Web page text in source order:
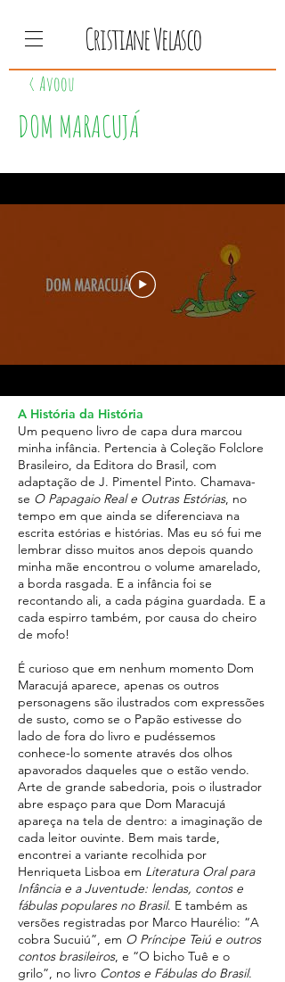
Cristiane Velasco
< Avoou
DOM MARACUJÁ
A História da História
Um pequeno livro de capa dura marcou
minha infância. Pertencia à Coleção Folclore
Brasileiro, da Editora do Brasil, com
adaptação de J. Pimentel Pinto. Chamava-
se O Papagaio Real e Outras Estórias, no
tempo em que ainda se diferenciava na
escrita estórias e histórias. Mas eu só fui me
lembrar disso muitos anos depois quando
minha mãe encontrou o volume amarelado,
a borda rasgada. E a infância foi se
recontando ali, a cada página guardada. E a
cada espirro também, por causa do cheiro
de mofo!
É curioso que em nenhum momento Dom
Maracujá aparece, apenas os outros
personagens são ilustrados com expressões
de susto, como se o Papão estivesse do
lado de fora do livro e pudéssemos
conhece-lo somente através dos olhos
apavorados daqueles que o estão vendo.
Arte de grande sabedoria, pois o ilustrador
abre espaço para que Dom Maracujá
apareça na tela de dentro: a imaginação de
cada leitor ouvinte. Bem mais tarde,
encontrei a variante recolhida por
Henriqueta Lisboa em Literatura Oral para
Infância e a Juventude: lendas, contos e
fábulas populares no Brasil. E também as
versões registradas por Marco Haurélio: “A
cobra Sucuiú”, em O Príncipe Teiú e outros
contos brasileiros, e “O bicho Tuê e o
grilo”, no livro Contos e Fábulas do Brasil.